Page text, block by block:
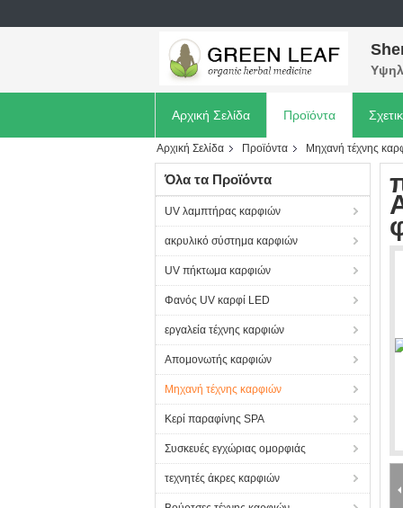
Αρχική Σελίδα Προϊόντα
Αρχική Σελίδα Προϊόντα Μηχανή τέχνης
Όλα τα Προϊόντα
UV λαμπτήρας καρφιών
ακρυλικό σύστημα καρφιών
UV πήκτωμα καρφιών
Φανός UV καρφί LED
εργαλεία τέχνης καρφιών
Απομονωτής καρφιών
Μηχανή τέχνης καρφιών
Κερί παραφίνης SPA
Συσκευές εγχώριας ομορφιάς
τεχνητές άκρες καρφιών